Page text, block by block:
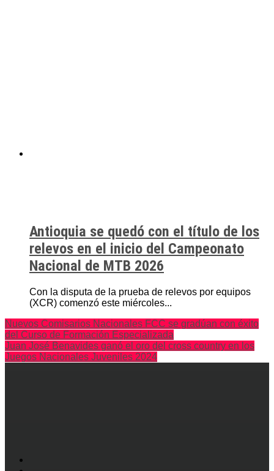
Antioquia se quedó con el título de los
relevos en el inicio del Campeonato
Nacional de MTB 2026
Con la disputa de la prueba de relevos por equipos
(XCR) comenzó este miércoles...
Nuevos Comisarios Nacionales FCC se gradúan con éxito
del Curso de Formación Especializada
Juan José Benavides ganó el oro del cross country en los
Juegos Nacionales Juveniles 2024